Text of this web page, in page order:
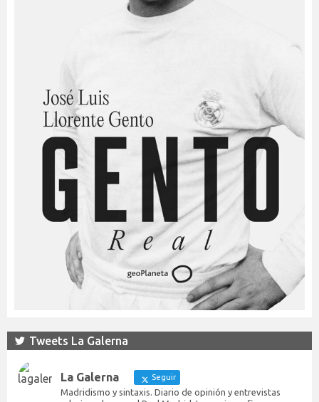
Tweets La Galerna
La Galerna Seguir
Madridismo y sintaxis. Diario de opinión y entrevistas